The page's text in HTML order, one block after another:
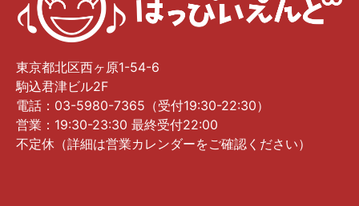
東京都北区西ヶ原1-54-6
駒込君津ビル2F
電話：03-5980-7365（受付19:30-22:30）
営業：19:30-23:30 最終受付22:00
不定休（詳細は営業カレンダーをご確認ください）